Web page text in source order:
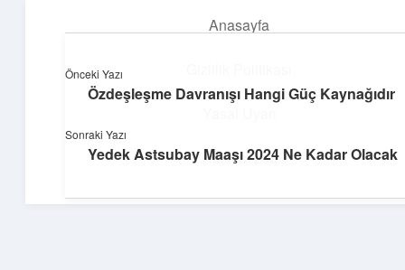
Anasayfa
Hakkımızda
Huzurlu Yaşam Tüyoları
Hayatına ferahlık katan öneriler!
Önceki Yazı
Özdeşleşme Davranışı Hangi Güç Kaynağıdır
Sonraki Yazı
Yedek Astsubay Maaşı 2024 Ne Kadar Olacak